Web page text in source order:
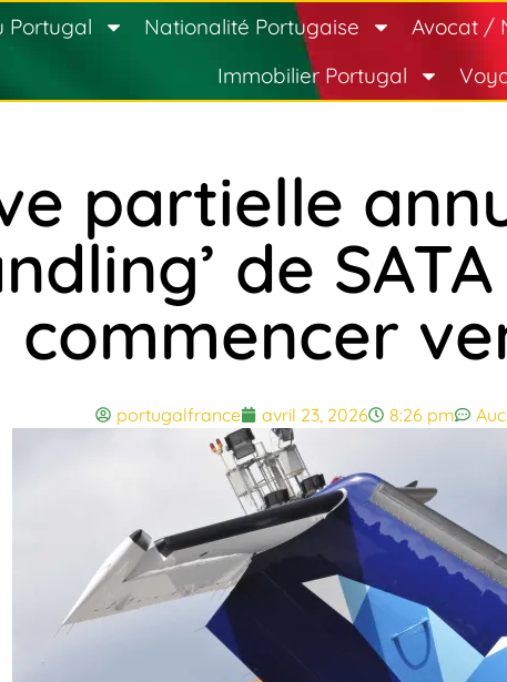
Portugal Nationalité Portugaise Avocat /
Immobilier Portugal
partielle
de
commencer
portugalfrance avril 23, 2026 8:26 pm